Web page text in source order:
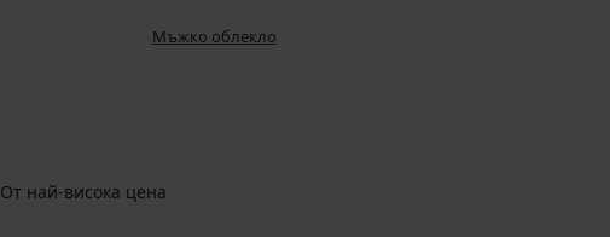
Мъжко облекло
От най-висока цена